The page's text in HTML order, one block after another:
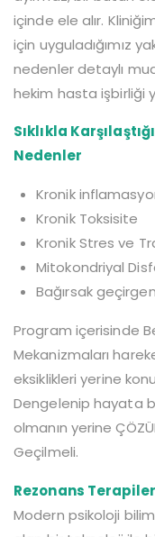
içinde ele alır.
için uyguladığımız
nedenler detaylı
hekim hasta işbirliği
Sıklıkla
Nedenler
Kronik
Kronik Toksisite
Kronik Stres ve
Mitokondriyal
Bağırsak
Program içerisinde
Mekanizmaları
eksiklikleri yerine
Dengelenip hayata
olmanın yerine
Geçilmeli.
Rezonans
Modern psikoloji